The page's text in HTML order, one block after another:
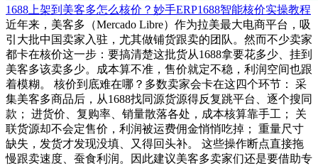
1688上架到美客多怎么核价？妙手ERP1688智能核价实操教程
近年来，美客多（Mercado Libre）作为拉美最大电商平台，吸
引大批中国卖家入驻，尤其做铺货跟卖的团队。然而不少卖家
都卡在核价这一步：要搞清楚这批货从1688拿要花多少、挂到
美客多该卖多少。成本算不准，售价就定不稳，利润空间也跟
着模糊。 核价到底难在哪？多数卖家会卡在这四个环节： 采
集美客多商品后，从1688找同源货源得反复跳平台、逐个搜同
款； 进货价、复购率、销量散落各处，成本核算靠手工； 关
联货源却不会定售价，利润被运费佣金悄悄吃掉； 重量尺寸
缺失，发货才发现没填、又得回头补。 这些操作断点直接拖
慢跟卖速度、蚕食利润。因此建议美客多卖家们还是要借助专